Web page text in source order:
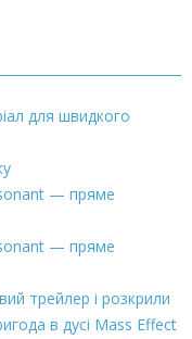
для швидкого
— пряме
— пряме
трейлер і розкрили
в дусі Mass Effect